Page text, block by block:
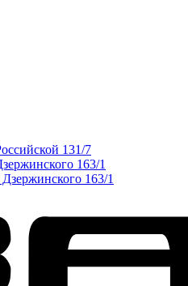
131/7
163/1
163/1